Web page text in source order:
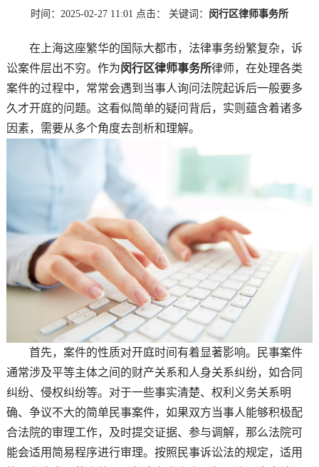
时间：2025-02-27 11:01 点击： 关键词： 闵行区律师事务所
在上海这座繁华的国际大都市，法律事务纷繁复杂，诉
讼案件层出不穷。作为闵行区律师事务所律师，在处理各类
案件的过程中，常常会遇到当事人询问法院起诉后一般要多
久才开庭的问题。这看似简单的疑问背后，实则蕴含着诸多
因素，需要从多个角度去剖析和理解。
首先，案件的性质对开庭时间有着显著影响。民事案件
通常涉及平等主体之间的财产关系和人身关系纠纷，如合同
纠纷、侵权纠纷等。对于一些事实清楚、权利义务关系明
确、争议不大的简单民事案件，如果双方当事人能够积极配
合法院的审理工作，及时提交证据、参与调解，那么法院可
能会适用简易程序进行审理。按照民事诉讼法的规定，适用